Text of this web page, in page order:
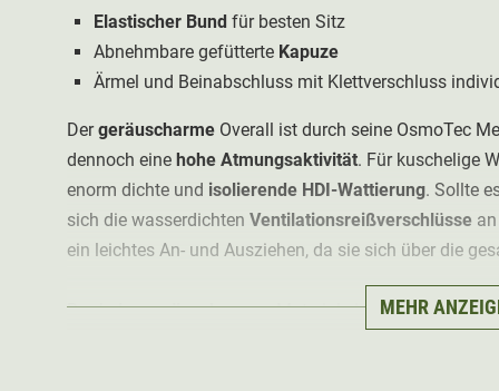
Elastischer Bund für besten Sitz
Abnehmbare gefütterte Kapuze
Ärmel und Beinabschluss mit Klettverschluss
Dergeräuscharme Overall ist durch seine OsmoTec
dennoch eine hohe Atmungsaktivität. Für kuschelige
enorm dichte und isolierende HDI-Wattierung. Sollte
sich die wasserdichten Ventilationsreißverschlüsse
ein leichtes An- und Ausziehen, da sie sich über die
Dank desgeräuscharmenMaterials ist der Hart
MEHR